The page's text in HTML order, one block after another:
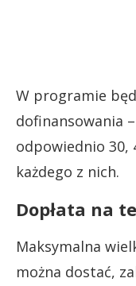
W programie
dofinansowania
odpowiednio 30,
każdego z nich.
Dopłata na
Maksymalna
można dostać,